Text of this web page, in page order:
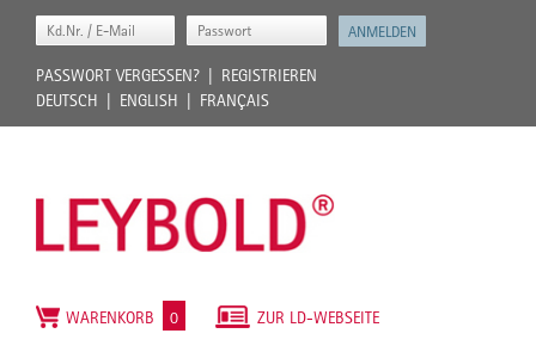
PASSWORT VERGESSEN?
REGISTRIEREN
DEUTSCH
ENGLISH FRANÇAIS
ZUR LD-WEBSEITE
WARENKORB 0